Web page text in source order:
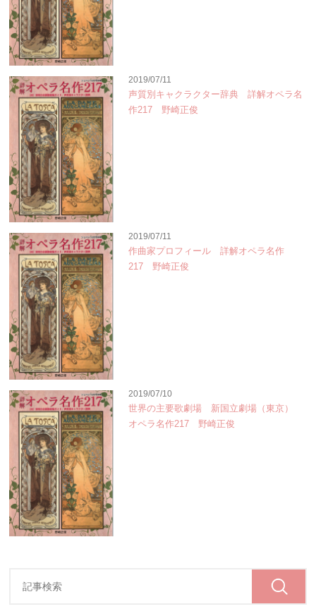
2019/07/11
声質別キャクラクター辞典 詳解オペラ名
作217 野崎正俊
2019/07/11
作曲家プロフィール 詳解オペラ名作
217 野崎正俊
2019/07/10
世界の主要歌劇場 新国立劇場（東京）
オペラ名作217 野崎正俊